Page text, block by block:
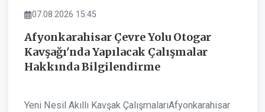
ASAYIŞ
07.08.2026 15:45
Afyonkarahisar Çevre Yolu Otogar
Kavşağı'nda Yapılacak Çalışmalar
Hakkında Bilgilendirme
Yeni Nesil Akıllı Kavşak ÇalışmalarıAfyonkarahisar